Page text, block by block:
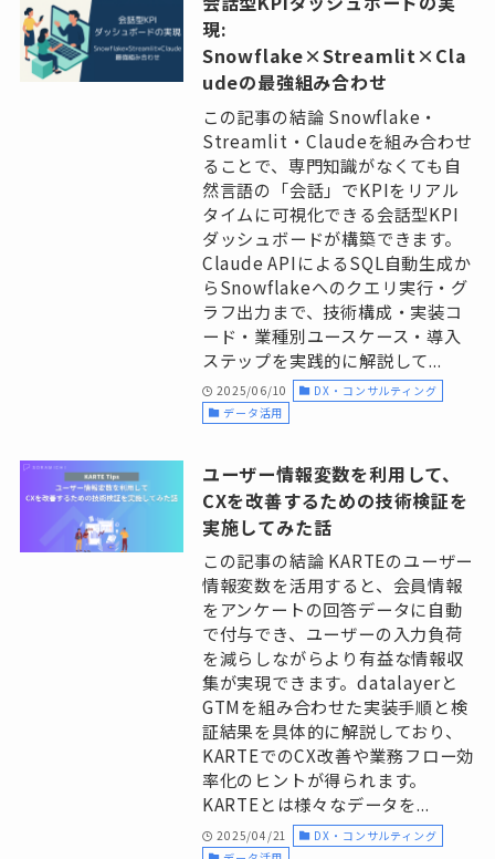
現:
Snowflake×Streamlit×Cla
udeの最強組み合わせ
この記事の結論 Snowflake・
Streamlit・Claudeを組み合わせ
ることで、専門知識がなくても自
然言語の「会話」でKPIをリアル
タイムに可視化できる会話型KPI
ダッシュボードが構築できます。
Claude APIによるSQL自動生成か
らSnowflakeへのクエリ実行・グ
ラフ出力まで、技術構成・実装コ
ード・業種別ユースケース・導入
ステップを実践的に解説して...
2025/06/10
DX・コンサルティング
データ活用
ユーザー情報変数を利用して、
CXを改善するための技術検証を
実施してみた話
この記事の結論 KARTEのユーザー
情報変数を活用すると、会員情報
をアンケートの回答データに自動
で付与でき、ユーザーの入力負荷
を減らしながらより有益な情報収
集が実現できます。datalayerと
GTMを組み合わせた実装手順と検
証結果を具体的に解説しており、
KARTEでのCX改善や業務フロー効
率化のヒントが得られます。
KARTEとは様々なデータを...
2025/04/21
DX・コンサルティング